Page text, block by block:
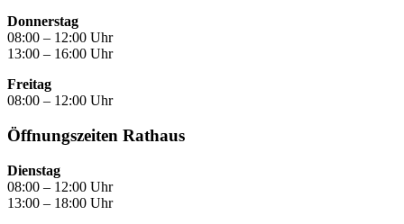
Donnerstag
08:00 – 12:00 Uhr
13:00 – 16:00 Uhr
Freitag
08:00 – 12:00 Uhr
Öffnungszeiten Rathaus
Dienstag
08:00 – 12:00 Uhr
13:00 – 18:00 Uhr